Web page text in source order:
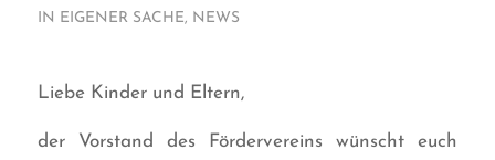
IN EIGENER SACHE, NEWS
Liebe Kinder und Eltern,
der Vorstand des Fördervereins wünscht euch